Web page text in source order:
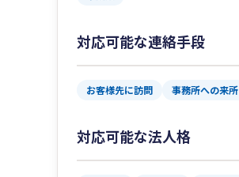
対応可能な連絡手段
お客様先に訪問 事務所への来所
対応可能な法人格